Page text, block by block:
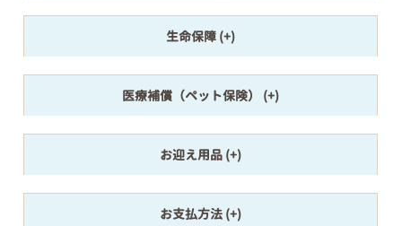
生命保障
医療補償（ペット保険）
お迎え用品
お支払方法